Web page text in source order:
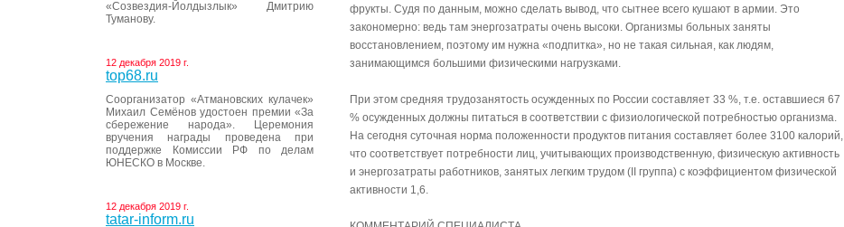
«Созвездия-Йолдызлык» Дмитрию
Туманову.
12 декабря 2019 г.
top68.ru
Соорганизатор «Атмановских кулачек»
Михаил Семёнов удостоен премии «За
сбережение народа». Церемония
вручения награды проведена при
поддержке Комиссии РФ по делам
ЮНЕСКО в Москве.
12 декабря 2019 г.
tatar-inform.ru
фрукты. Судя по данным, можно сделать вывод, что сытнее всего кушают в армии. Это
закономерно: ведь там энергозатраты очень высоки. Организмы больных заняты
восстановлением, поэтому им нужна «подпитка», но не такая сильная, как людям,
занимающимся большими физическими нагрузками.
При этом средняя трудозанятость осужденных по России составляет 33 %, т.е. оставшиеся 67
% осужденных должны питаться в соответствии с физиологической потребностью организма.
На сегодня суточная норма положенности продуктов питания составляет более 3100 калорий,
что соответствует потребности лиц, учитывающих производственную, физическую активность
и энергозатраты работников, занятых легким трудом (II группа) с коэффициентом физической
активности 1,6.